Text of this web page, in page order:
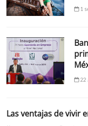
1
22
Las ventajas de vivir